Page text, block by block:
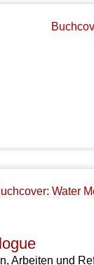
Arbeiten und